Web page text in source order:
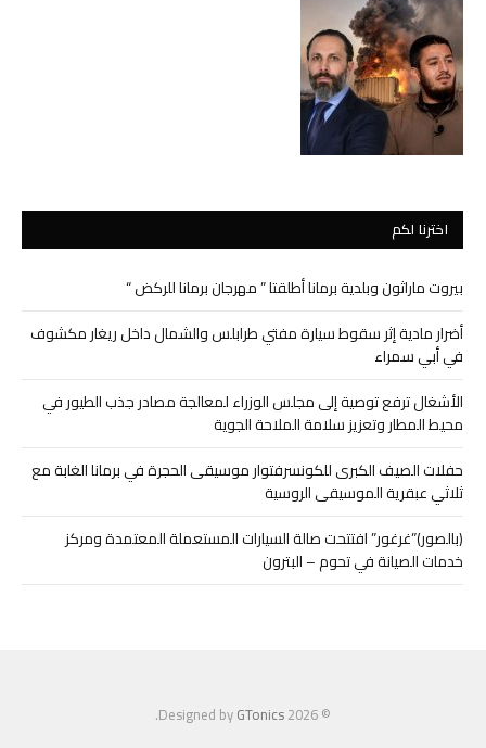
اخترنا لكم
بيروت ماراثون وبلدية برمانا أطلقتا ” مهرجان برمانا للركض “
أضرار مادية إثر سقوط سيارة مفتي طرابلس والشمال داخل ريغار مكشوف
في أبي سمراء
الأشغال ترفع توصية إلى مجلس الوزراء لمعالجة مصادر جذب الطيور في
محيط المطار وتعزيز سلامة الملاحة الجوية
حفلات الصيف الكبرى للكونسرفتوار موسيقى الحجرة في برمانا الغابة مع
ثلاثي عبقرية الموسيقى الروسية
(بالصور)”غرغور” افتتحت صالة السيارات المستعملة المعتمدة ومركز
خدمات الصيانة في تحوم – البترون
© 2026 Designed by
GTonics
.